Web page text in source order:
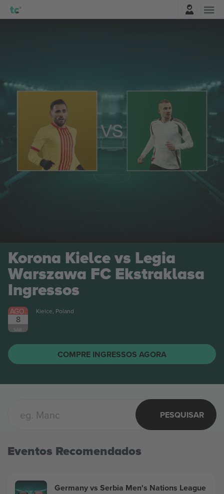
Korona Kielce vs Legia
Warszawa FC Ekstraklasa
Ingressos
AGO.
8
SÁB.
Kielce, Poland
COMPRE INGRESSOS AGORA
PESQUISAR
Eventos Recomendados
Germany vs Serbia Men's Nations League